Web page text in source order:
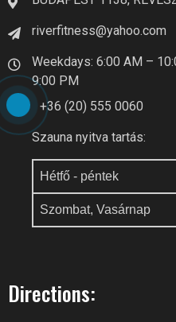
riverfitness@yahoo.com
Weekdays: 6:00 AM –
9:00 PM
+36 (20) 555 0060
Szauna nyitva tartás:
Hétfő - péntek
Szombat, Vasárnap
Directions: